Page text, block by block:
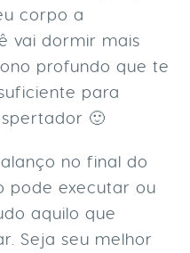
corpo a
vai dormir mais
profundo que te
para
🙂
no final do
pode executar ou
aquilo que
Seja seu melhor